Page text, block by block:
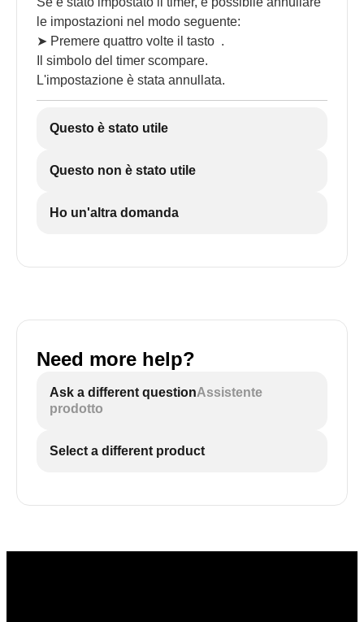
le impostazioni nel modo seguente:
➤ Premere quattro volte il tasto .
Il simbolo del timer scompare.
L'impostazione è stata annullata.
Questo è stato utile
Questo non è stato utile
Ho un'altra domanda
Need more help?
Ask a different questionAssistente
prodotto
Select a different product